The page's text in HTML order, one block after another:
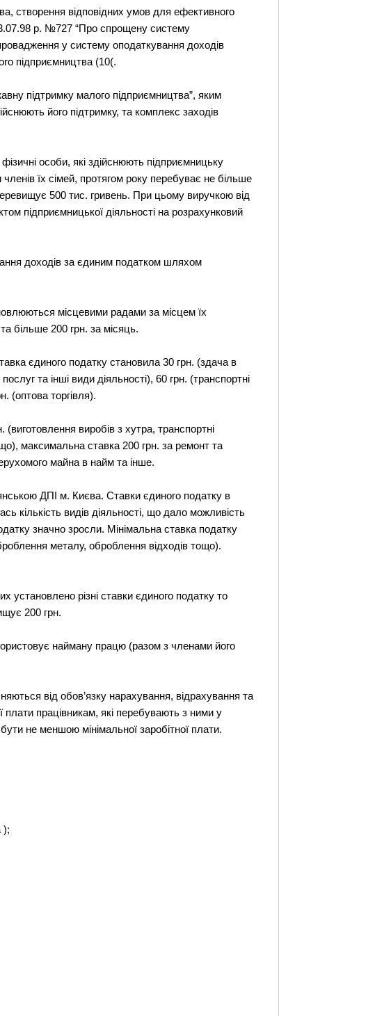
створення відповідних умов для ефективного
р. №727 “Про спрощену систему
у систему оподаткування доходів
підприємництва (10(.
підтримку малого підприємництва”, яким
його підтримку, та комплекс заходів
особи, які здійснюють підприємницьку
їх сімей, протягом року перебуває не більше
перевищує 500 тис. гривень. При цьому виручкою від
підприємницької діяльності на розрахунковий
доходів за єдиним податком шляхом
місцевими радами за місцем їх
більше 200 грн. за місяць.
єдиного податку становила 30 грн. (здача в
та інші види діяльності), 60 грн. (транспортні
(оптова торгівля).
виробів з хутра, транспортні
максимальна ставка 200 грн. за ремонт та
майна в найм та інше.
ДПІ м. Києва. Ставки єдиного податку в
кількість видів діяльності, що дало можливість
значно зросли. Мінімальна ставка податку
металу, оброблення відходів тощо).
установлено різні ставки єдиного податку то
200 грн.
найману працю (разом з членами його
від обов’язку нарахування, відрахування та
плати працівникам, які перебувають з ними у
не меншою мінімальної заробітної плати.
);